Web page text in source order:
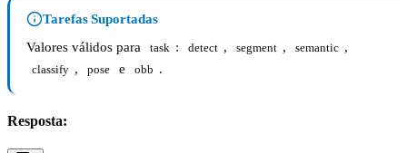
Tarefas Suportadas
Valores válidos para
task : detect , segment , semantic ,
classify , pose e obb .
Resposta: